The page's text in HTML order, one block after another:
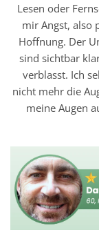
Lesen oder
mir Angst, also
Hoffnung. Der
sind sichtbar
verblasst. Ich
nicht mehr die
meine Augen